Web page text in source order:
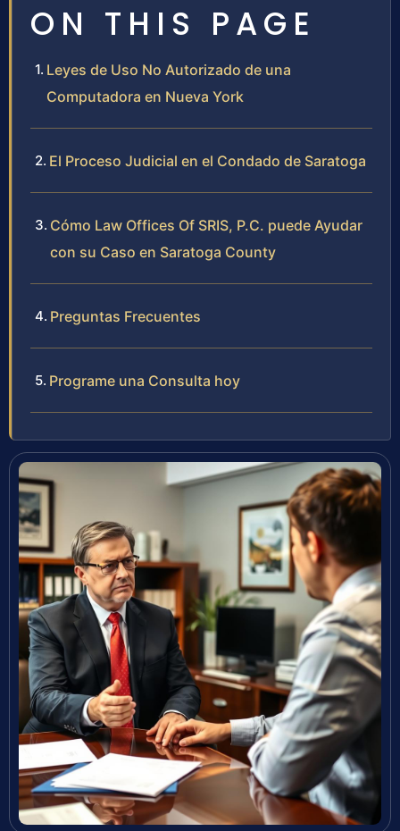
ON THIS PAGE
Leyes de Uso No Autorizado de una
Computadora en Nueva York
El Proceso Judicial en el Condado de Saratoga
Cómo Law Offices Of SRIS, P.C. puede Ayudar
con su Caso en Saratoga County
Preguntas Frecuentes
Programe una Consulta hoy